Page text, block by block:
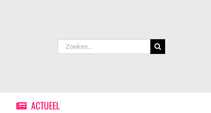
Zoeken
naar:
ACTUEEL